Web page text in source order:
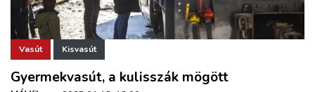
Vasút Kisvasút
Gyermekvasút, a kulisszák mögött